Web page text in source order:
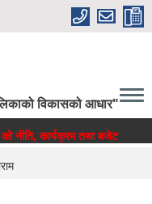
विकासको आधार"
कार्यक्रम तथा बजेट